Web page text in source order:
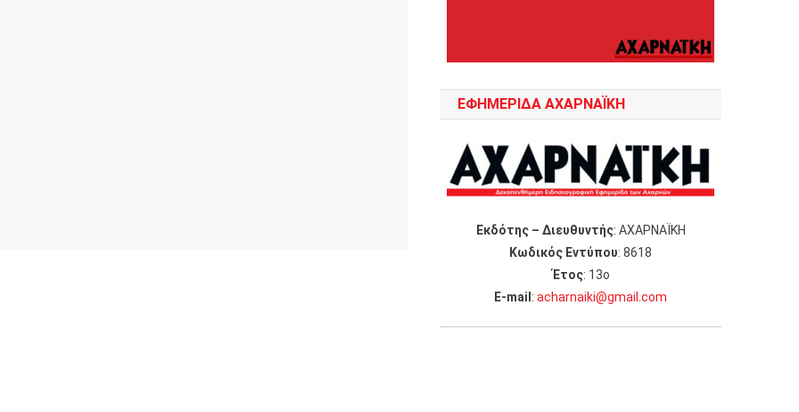
ΕΦΗΜΕΡΙΔΑ ΑΧΑΡΝΑΪΚΗ
Εκδότης – Διευθυντής: ΑΧΑΡΝΑΪΚΗ
Κωδικός Εντύπου: 8618
Έτος: 13ο
Ε-mail :acharnaiki@gmail.com